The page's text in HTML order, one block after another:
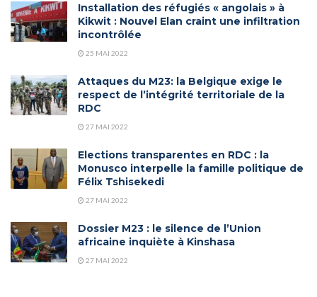
Installation des réfugiés « angolais » à
Kikwit : Nouvel Elan craint une infiltration
incontrôlée
25 MAI 2022
Attaques du M23: la Belgique exige le
respect de l’intégrité territoriale de la
RDC
27 MAI 2022
Elections transparentes en RDC : la
Monusco interpelle la famille politique de
Félix Tshisekedi
27 MAI 2022
Dossier M23 : le silence de l’Union
africaine inquiète à Kinshasa
27 MAI 2022